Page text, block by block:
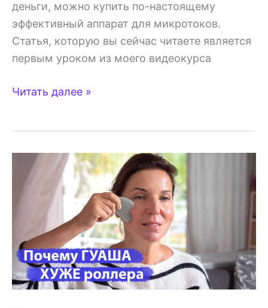
деньги, можно купить по-настоящему
эффективный аппарат для микротоков.
Статья, которую вы сейчас читаете является
первым уроком из моего видеокурса
Как
микротоков
Читать далее »